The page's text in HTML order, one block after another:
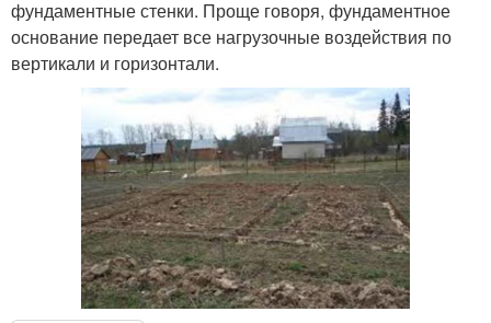
фундаментные стенки. Проще говоря, фундаментное
основание передает все нагрузочные воздействия по
вертикали и горизонтали.